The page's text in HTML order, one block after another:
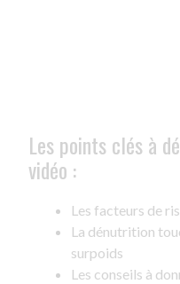
Les points clés à
vidéo :
Les facteurs de
La dénutrition
surpoids
Les conseils à